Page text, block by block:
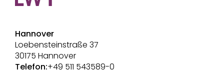
Hannover
Loebensteinstraße 37
30175 Hannover
Telefon:+49 511 543589-0